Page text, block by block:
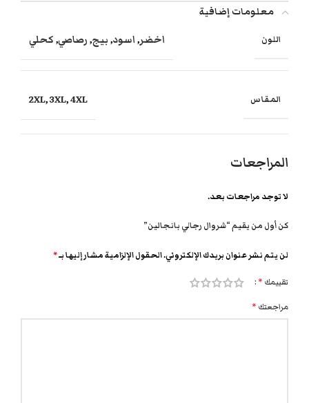
معلومات إضافية
اللون اخضر,اسود,بيج,رصاصي,كحلي
المقاس 2XL,3XL,4XL
المراجعات
لا توجد مراجعات بعد.
كن أول من يقيم “شروال رجالي بانجالين”
لن يتم نشر عنوان بريدك الإلكتروني.الحقول الإلزامية مشار إليها بـ*
تقييمك *
مراجعتك *